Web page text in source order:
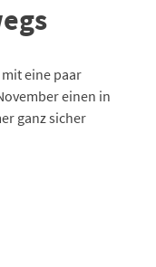
eine paar
einen in
ganz sicher